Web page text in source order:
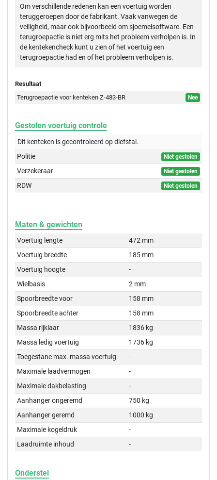
Om verschillende redenen kan een voertuig worden
teruggeroepen door de fabrikant. Vaak vanwegen de
veiligheid, maar ook bijvoorbeeld om sjoemelsoftware. Een
terugroepactie is niet erg mits het probleem verholpen is. In
de kentekencheck kunt u zien of het voertuig een
terugroepactie had en of het probleem verholpen is.
Resultaat
Terugroepactie voor kenteken Z-483-BR
Nee
Gestolen voertuig controle
Dit kenteken is gecontroleerd opdiefstal.
Politie
Niet gestolen
Verzekeraar Niet gestolen
RDW Niet gestolen
Maten & gewichten
Voertuig lengte
472 mm
Voertuig breedte
185 mm
Voertuig hoogte
-
Wielbasis
2 mm
Spoorbreedte voor
158 mm
Spoorbreedte achter
158 mm
Massa rijklaar
1836 kg
Massa ledig voertuig
1736 kg
Toegestane max. massa voertuig
-
Maximale laadvermogen
-
Maximale dakbelasting
-
Aanhanger ongeremd
750 kg
Aanhanger geremd
1000 kg
Maximale kogeldruk
-
Laadruimte inhoud
-
Onderstel